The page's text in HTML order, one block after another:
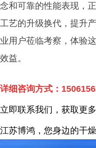
念和可靠的性能表现，
工艺的升级换代，提升
业用户莅临考察，体验
效益。
详细咨询方式：
立即联系我们，获取更
江苏博鸿，您身边的干燥